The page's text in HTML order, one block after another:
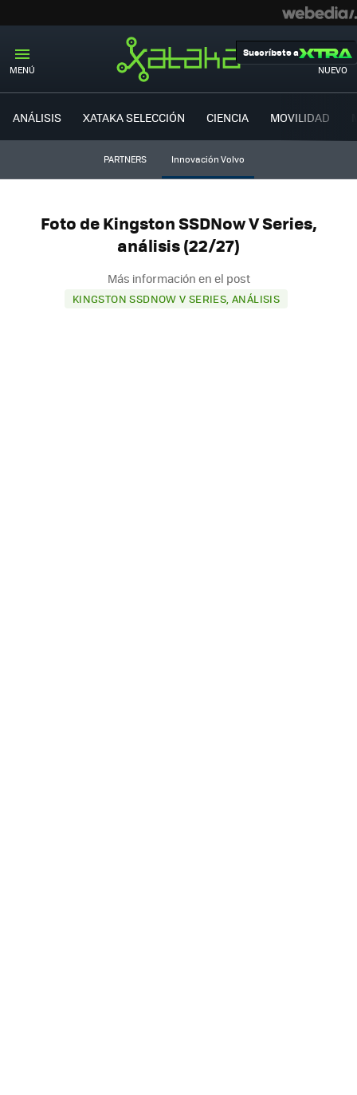
MENÚ NUEVO
Suscríbete a
ANÁLISIS XATAKA SELECCIÓN CIENCIA MOVILIDAD
PARTNERS Innovación Volvo
Foto de Kingston SSDNow V Series,
análisis (22/27)
Más información en el post
KINGSTON SSDNOW V SERIES, ANÁLISIS